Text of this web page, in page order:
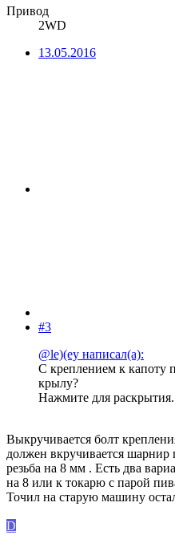
Привод
2WD
13.05.2016
#3
@le)(ey написал(а):
С креплением к капоту
крылу?
Нажмите для
Выкручивается болт
должен вкручивается шарнир
резьба на 8 мм . Есть два
на 8 или к токарю с парой
Точил на старую машину
D